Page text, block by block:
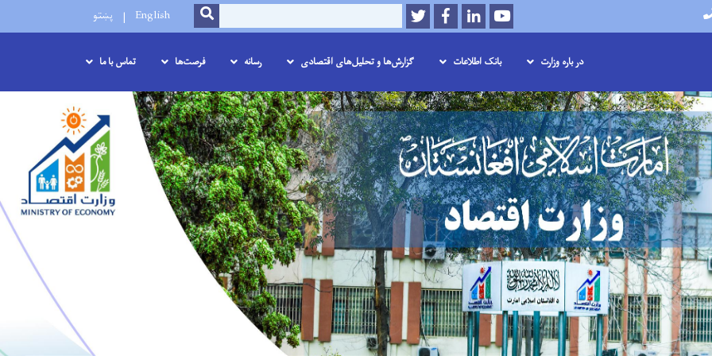
Skip
to
main
content
Youtube
LinkedIn
Facebook
Twitter
Search
SEARCH
English پښتو
در باره وزارت بانک اطلاعات گزارش‌ها و تحلیل‌های اقتصادی رسانه فرصت‌ها تماس با ما